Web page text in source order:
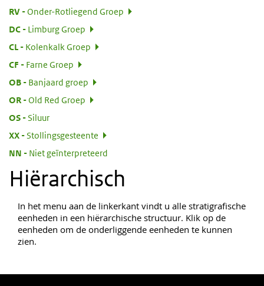
RV:
Onder-Rotliegend Groep
DC:
Limburg Groep
CL:
Kolenkalk Groep
CF
Farne Groep
OB:
Banjaard groep
OR:
Old Red Groep
OS:
Siluur
XX:
Stollingsgesteente
NN
Niet geïnterpreteerd
Hiërarchisch
In het menu aan de linkerkant vindt u alle stratigrafische
eenheden in een hiërarchische structuur. Klik op de
eenheden om de onderliggende eenheden te kunnen
zien.